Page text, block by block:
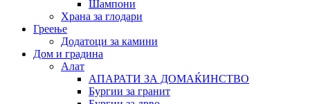
Шампони
Храна за глодари
Греење
Додатоци за камини
Дом и градина
Алат
АПАРАТИ ЗА ДОМАЌИНСТВО
Бургии за гранит